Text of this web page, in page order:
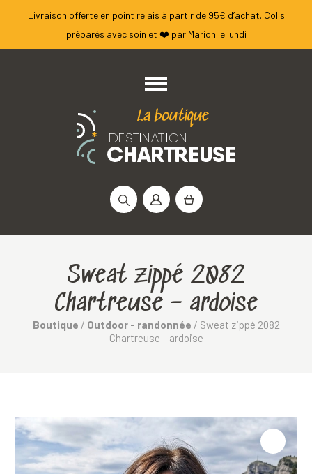
Livraison offerte en point relais à partir de 95€ d’achat. Colis
préparés avec soin et ❤️ par Marion le lundi
Rechercher :
Sweat zippé 2082
Chartreuse – ardoise
Boutique / Outdoor - randonnée / Sweat zippé 2082
Chartreuse – ardoise